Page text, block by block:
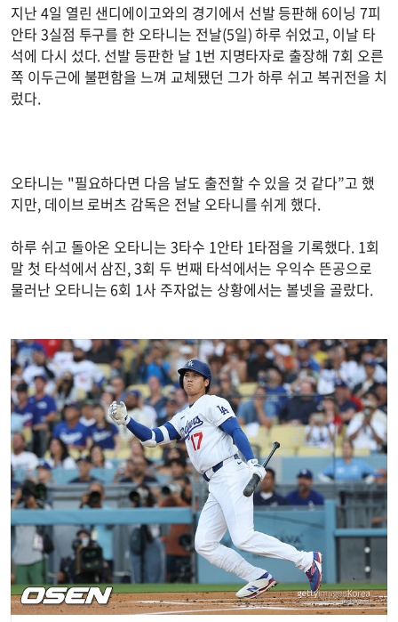
지난 4일 열린 샌디에이고와의 경기에서 선발 등판해 6이닝 7피
안타 3실점 투구를 한 오타니는 전날(5일) 하루 쉬었고, 이날 타
석에 다시 섰다. 선발 등판한 날 1번 지명타자로 출장해 7회 오른
쪽 이두근에 불편함을 느껴 교체됐던 그가 하루 쉬고 복귀전을 치
렀다.
오타니는 "필요하다면 다음 날도 출전할 수 있을 것 같다”고 했
지만, 데이브 로버츠 감독은 전날 오타니를 쉬게 했다.
하루 쉬고 돌아온 오타니는 3타수 1안타 1타점을 기록했다. 1회
말 첫 타석에서 삼진, 3회 두 번째 타석에서는 우익수 뜬공으로
물러난 오타니는 6회 1사 주자없는 상황에서는 볼넷을 골랐다.